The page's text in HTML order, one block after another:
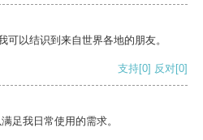
以结识到来自世界各地的朋友。
支持[0] 反对[0]
足我日常使用的需求。